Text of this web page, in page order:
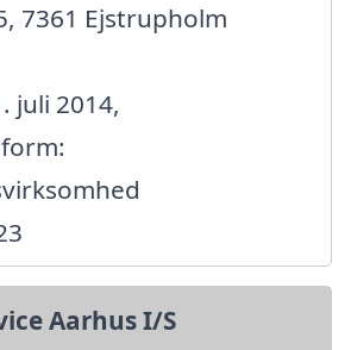
7361 Ejstrupholm
juli 2014,
Aarhus I/S